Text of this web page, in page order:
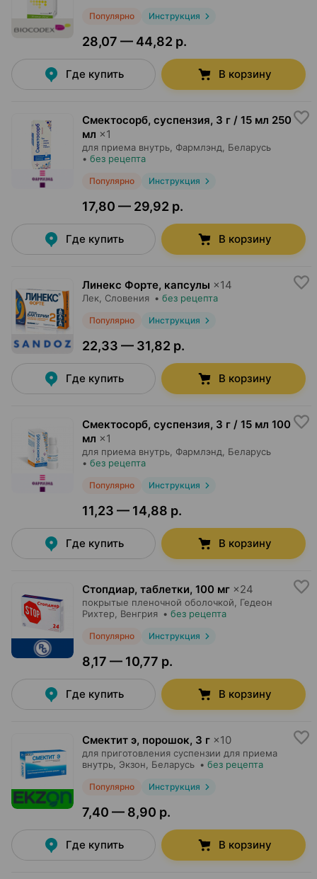
Популярно Инструкция
28,07 — 44,82 р.
Где купить В корзину
Смектосорб, суспензия, 3 г / 15 мл 250
мл ×1
для приема внутрь, Фармлэнд , Беларусь
• без рецепта
Популярно Инструкция
17,80 — 29,92 р.
Где купить В корзину
Линекс Форте, капсулы ×14
Лек , Словения • без рецепта
Популярно Инструкция
22,33 — 31,82 р.
Где купить В корзину
Смектосорб, суспензия, 3 г / 15 мл 100
мл ×1
для приема внутрь, Фармлэнд , Беларусь
• без рецепта
Популярно Инструкция
11,23 — 14,88 р.
Где купить В корзину
Стопдиар, таблетки, 100 мг ×24
покрытые пленочной оболочкой,
Гедеон
Рихтер , Венгрия • без рецепта
Популярно Инструкция
8,17 — 10,77 р.
Где купить В корзину
Смектит э, порошок, 3 г ×10
для приготовления суспензии для приема
внутрь, Экзон , Беларусь • без рецепта
Популярно Инструкция
7,40 — 8,90 р.
Где купить В корзину